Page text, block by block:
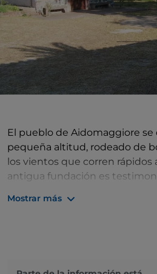
El pueblo de Aidomaggiore
pequeña altitud, rodeado de
los vientos que corren rápidos
antigua fundación es
Mostrar más